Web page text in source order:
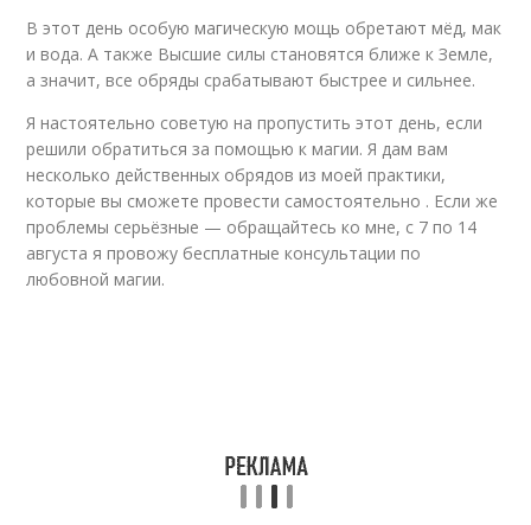
В этот день особую магическую мощь обретают мёд, мак
и вода. А также Высшие силы становятся ближе к Земле,
а значит, все обряды срабатывают быстрее и сильнее.
Я настоятельно советую на пропустить этот день, если
решили обратиться за помощью к магии. Я дам вам
несколько действенных обрядов из моей практики,
которые вы сможете провести самостоятельно . Если же
проблемы серьёзные — обращайтесь ко мне, с 7 по 14
августа я провожу бесплатные консультации по
любовной магии.